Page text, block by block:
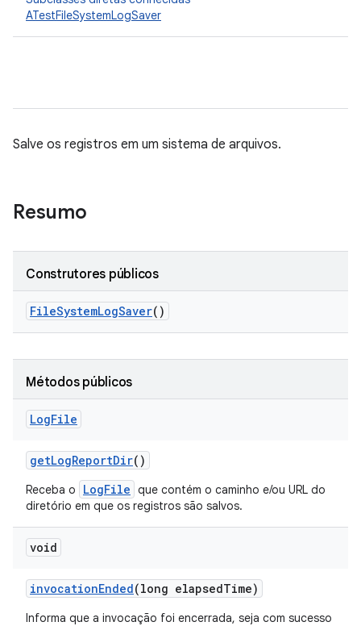
ATestFileSystemLogSaver
Salve os registros em um sistema de arquivos.
Resumo
Construtores públicos
FileSystemLogSaver()
Métodos públicos
LogFile
getLogReportDir()
Receba o LogFile que contém o caminho e/ou URL do
diretório em que os registros são salvos.
void
invocationEnded(long elapsedTime)
Informa que a invocação foi encerrada, seja com sucesso